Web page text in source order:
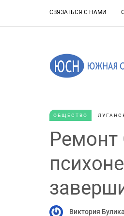
СВЯЗАТЬСЯ С НАМИ
ОБЩЕСТВО
Ремонт
Виктория